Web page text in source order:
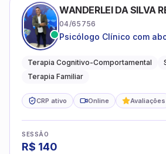
WANDERLEI DA SILVA
04/65756
Psicólogo Clínico com
sistêmica
Terapia Cognitivo-Comportamental
Terapia Familiar
CRP ativo Online Avaliações
SESSÃO
R$ 140